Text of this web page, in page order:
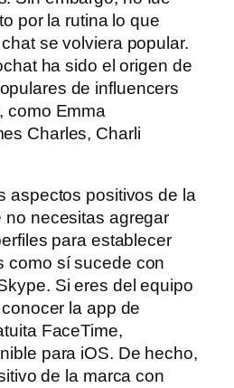
por la rutina lo que
se volviera popular.
ha sido el origen de
de influencers
como Emma
Charles, Charli
aspectos positivos de la
no necesitas agregar
para establecer
como sí sucede con
Si eres del equipo
la app de
FaceTime,
para iOS. De hecho,
de la marca con